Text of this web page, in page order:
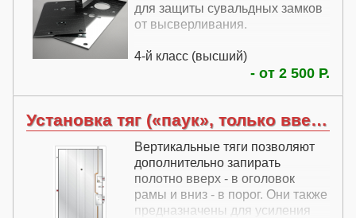
для защиты сувальдных замков
от высверливания.
4-й класс (высший)
- от 2 500 Р.
Установка тяг («паук», только вверх и низ)
Вертикальные тяги позволяют
дополнительно запирать
полотно вверх - в оголовок
рамы и вниз - в порог. Они также
предназначены для усиления